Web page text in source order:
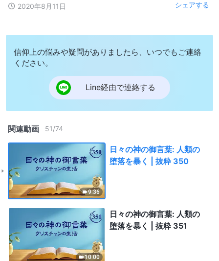
2020年8月11日 シェアする
信仰上の悩みや疑問がありましたら、いつでもご連絡
ください。
Line経由で連絡する
関連動画 51/74
9:36
日々の神の御言葉: 人類の
堕落を暴く | 抜粋 350
10:00
日々の神の御言葉: 人類の
堕落を暴く | 抜粋 351